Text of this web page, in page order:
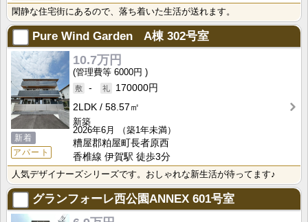
閑静な住宅街にあるので、落ち着いた生活が送れます。
Pure Wind Garden A棟302号室
新着
アパート
10.7万円
6000円
-
170000円
2LDK
58.57㎡
新築
2026年6月
（築1年未満）
糟屋郡粕屋町長者原西
香椎線 伊賀駅 徒歩3分
人気デザイナーズシリーズです。おしゃれな新生活が待ってます♪
グランフォーレ西公園ANNEX 601号室